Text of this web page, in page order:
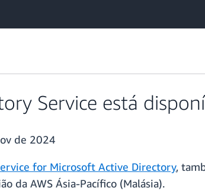
Service está
de 2024
for Microsoft Active Directory,
da AWS Ásia-Pacífico (Malásia).